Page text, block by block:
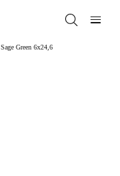
Sage Green 6x24,6